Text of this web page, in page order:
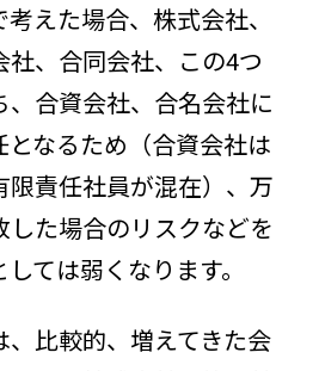
えた場合、株式会社、
、合同会社、この4つ
、合資会社、合名会社に
なるため（合資会社は
限責任社員が混在）、万
た場合のリスクなどを
ては弱くなります。
、比較的、増えてきた会